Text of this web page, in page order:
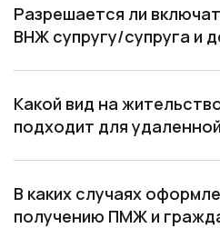
Разрешается ли
ВНЖ супругу/супруга и
Какой вид на
подходит для
В каких случаях
получению ПМЖ и